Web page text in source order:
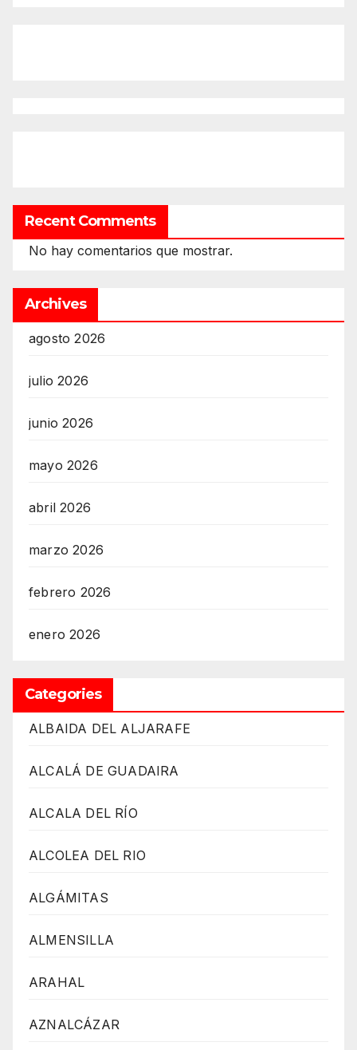
Recent Comments
No hay comentarios que mostrar.
Archives
agosto 2026
julio 2026
junio 2026
mayo 2026
abril 2026
marzo 2026
febrero 2026
enero 2026
Categories
ALBAIDA DEL ALJARAFE
ALCALÁ DE GUADAIRA
ALCALA DEL RÍO
ALCOLEA DEL RIO
ALGÁMITAS
ALMENSILLA
ARAHAL
AZNALCÁZAR